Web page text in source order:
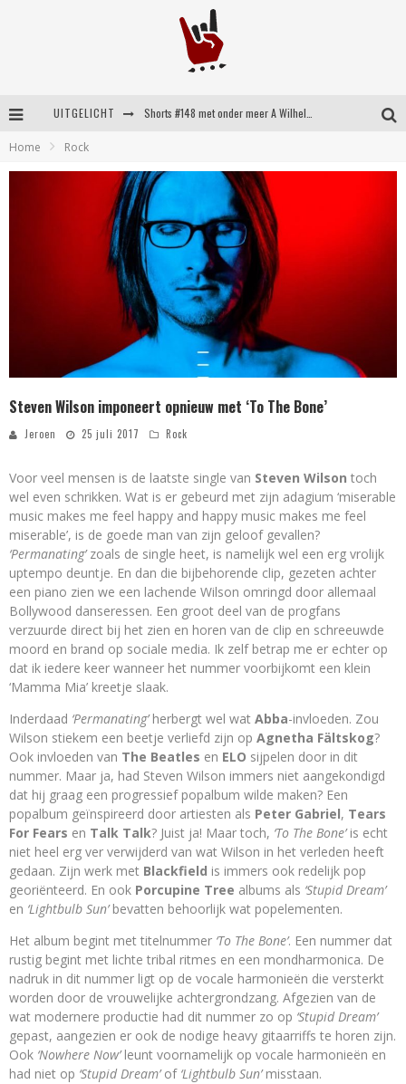
UITGELICHT
Home Rock
Steven Wilson imponeert opnieuw met ‘To The Bone’
Jeroen 25 juli 2017 Rock
Voor veel mensen is de laatste single van Steven Wilson toch
wel even schrikken. Wat is er gebeurd met zijn adagium ‘miserable
music makes me feel happy and happy music makes me feel
miserable’, is de goede man van zijn geloof gevallen?
‘Permanating’zoals de single heet, is namelijk wel een erg vrolijk
uptempo deuntje. En dan die bijbehorende clip, gezeten achter
een piano zien we een lachende Wilson omringd door allemaal
Bollywood danseressen. Een groot deel van de progfans
verzuurde direct bij het zien en horen van de clip en schreeuwde
moord en brand op sociale media. Ik zelf betrap me er echter op
dat ik iedere keer wanneer het nummer voorbijkomt een klein
‘Mamma Mia’ kreetje slaak.
Inderdaad ‘Permanating’herbergt wel wat Abba-invloeden. Zou
Wilson stiekem een beetje verliefd zijn op Agnetha Fältskog?
Ook invloeden van The Beatles en ELO sijpelen door in dit
nummer. Maar ja, had Steven Wilson immers niet aangekondigd
dat hij graag een progressief popalbum wilde maken? Een
popalbum geïnspireerd door artiesten als Peter Gabriel, Tears
For Fears en Talk Talk? Juist ja! Maar toch, ‘To The Bone’is echt
niet heel erg ver verwijderd van wat Wilson in het verleden heeft
gedaan. Zijn werk met Blackfield is immers ook redelijk pop
georiënteerd. En ook Porcupine Tree albums als ‘Stupid Dream’
en ‘Lightbulb Sun’bevatten behoorlijk wat popelementen.
Het album begint met titelnummer ‘To The Bone’. Een nummer dat
rustig begint met lichte tribal ritmes en een mondharmonica. De
nadruk in dit nummer ligt op de vocale harmonieën die versterkt
worden door de vrouwelijke achtergrondzang. Afgezien van de
wat modernere productie had dit nummer zo op ‘Stupid Dream’
gepast, aangezien er ook de nodige heavy gitaarriffs te horen zijn.
Ook ‘Nowhere Now’leunt voornamelijk op vocale harmonieën en
had niet op ‘Stupid Dream’of ‘Lightbulb Sun’misstaan.